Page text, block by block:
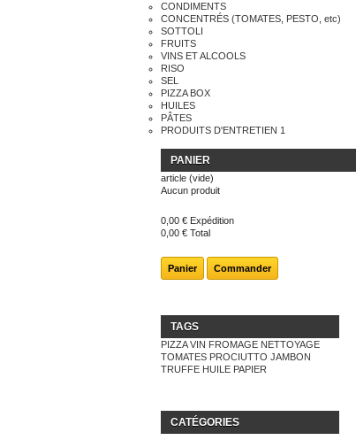
CONDIMENTS
CONCENTRÉS (TOMATES, PESTO, etc)
SOTTOLI
FRUITS
VINS ET ALCOOLS
RISO
SEL
PIZZA BOX
HUILES
PÂTES
PRODUITS D'ENTRETIEN 1
PANIER
article (vide)
Aucun produit
0,00 € Expédition
0,00 € Total
Panier Commander
TAGS
PIZZA VIN FROMAGE NETTOYAGE
TOMATES PROCIUTTO JAMBON
TRUFFE HUILE PAPIER
CATÉGORIES